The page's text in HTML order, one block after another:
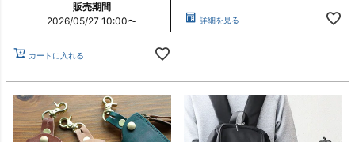
販売期間
2026/05/27 10:00〜
カートに入れる
詳細を見る